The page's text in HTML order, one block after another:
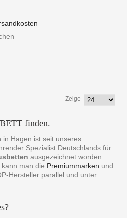
Zeige
finden.
in Hagen ist seit unseres
Spezialist Deutschlands für
ausgezeichnet worden.
man die Premiummarken und
Hersteller parallel und unter